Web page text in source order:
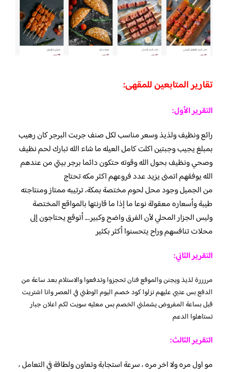
تقارير المتابعين للمقهى:
التقرير الأول:
رائع ونظيف ولذيذ وسعر مناسب لكل صنف جربت البرجر كان رهيب
بمبلغ يجيب وجبتين اكلت كامل العيله ما شاء الله تبارك لحم نظيف
وصحي ونظيف بحول الله وقوته حتكون دائما برجر بيتي من عندهم
الله يوفقهم اتمنى يزيد عدد فروعهم اكثر مكه تحتاج
من الجميل وجود محل لحوم مختصة بمكة، ترتيبه ممتاز ومنتاجته
طيبة وأسعاره معقولة نوعا ما إذا ما قارنتها بالمواقع المختصة
وليس الجزار المحلي لأن الفرق واضح وكبير…. أتوقع يحتاجون إلى
محلات تنافسهم وراح يتحسنوا أكثر بكثير
التقرير الثاني:
مررررة لذيذ ويجنن والموقع فنان تحجزوا وتدفعوا والاستلام بعد ساعة من
الدفع بس عتبي عليهم نزلوا كود خصم اليوم الوطني في العصر وانا اشتريت
قبل بساعة المفروض يشملني الخصم بس معليه سويت لكم اعلان جبار
تستاهلوا الدعم
التقرير الثالث:
مو اول مره ولا اخر مره ، سرعة استجابة وتعاون ولطافة في التعامل ،